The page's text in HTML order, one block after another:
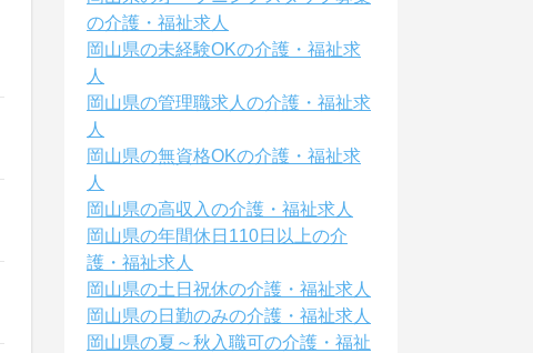
の介護・福祉求人
岡山県の未経験OKの介護・福祉求
人
岡山県の管理職求人の介護・福祉求
人
岡山県の無資格OKの介護・福祉求
人
岡山県の高収入の介護・福祉求人
岡山県の年間休日110日以上の介
護・福祉求人
岡山県の土日祝休の介護・福祉求人
岡山県の日勤のみの介護・福祉求人
岡山県の夏～秋入職可の介護・福祉